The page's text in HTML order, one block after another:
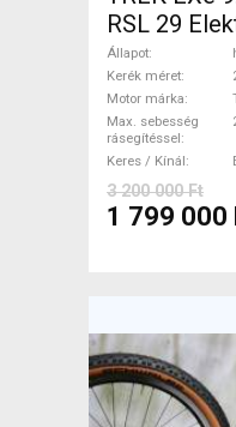
RSL 29
Bike 29"
használt
Állapot
Kerék méret
Motor márka
Max. sebesség
rásegítéssel
Keres / Kínál
3 200 000 Ft
1 799 000